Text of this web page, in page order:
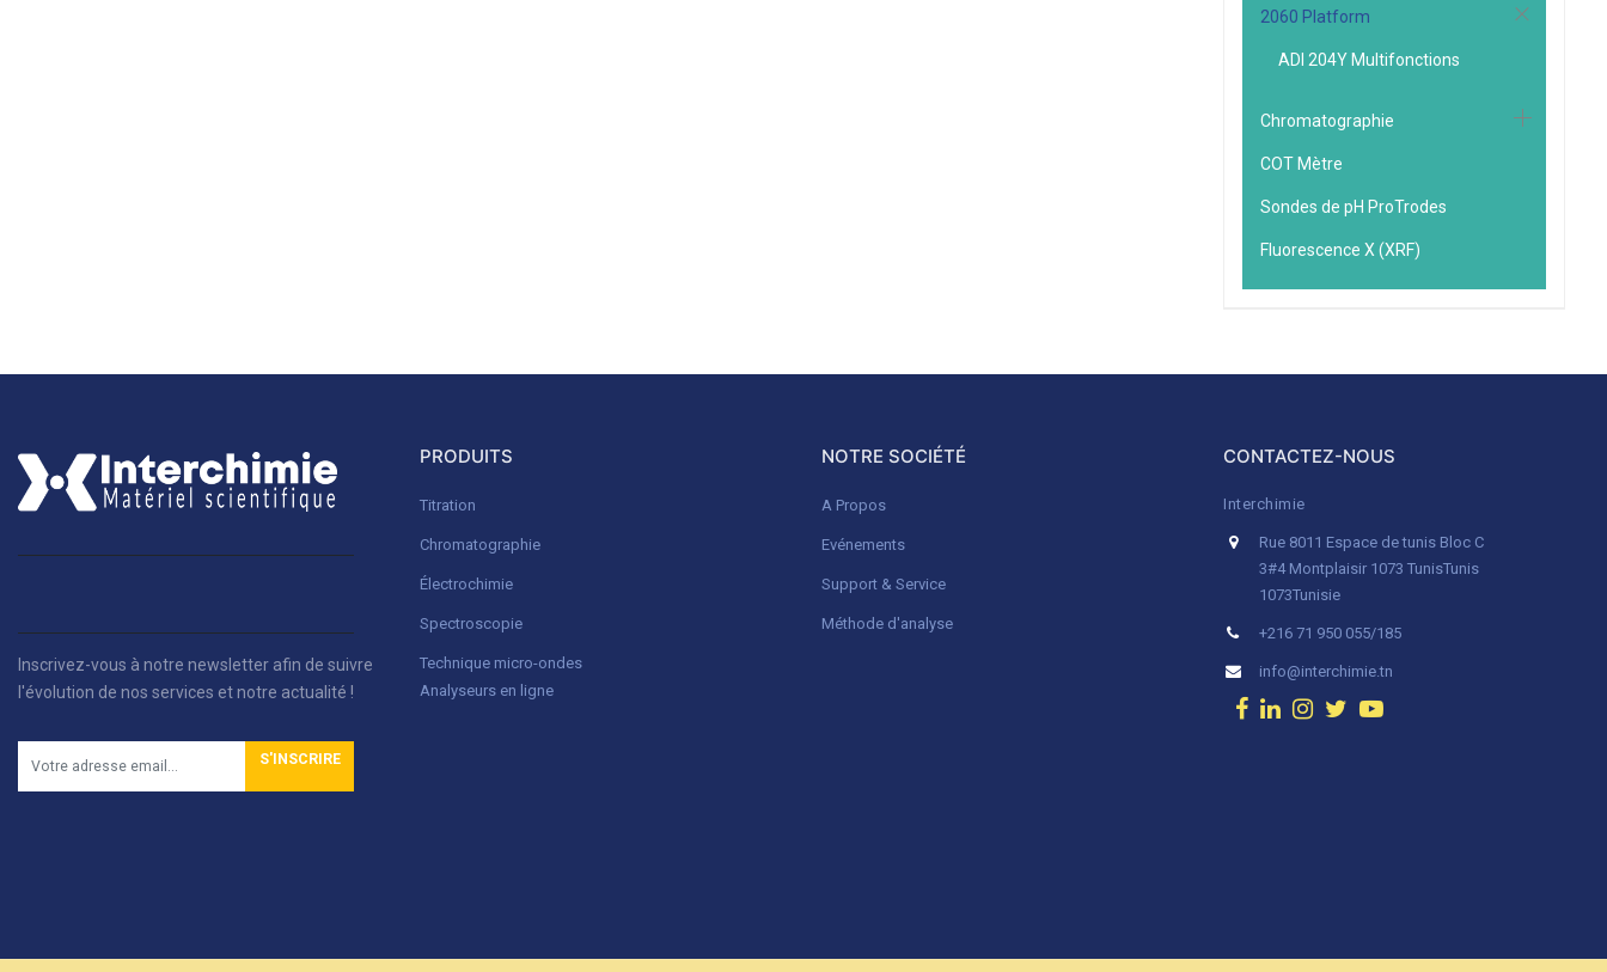
2060 Platform
ADI 204Y Multifonctions
Chromatographie
COT Mètre
Sondes de pH ProTrodes
Fluorescence X (XRF)
Inscrivez-vous à notre newsletter afin de suivre
l'évolution de nos services et notre actualité !
S'INSCRIRE
PRODUITS
Titration
Chromatographie
Électrochimie
Spectroscopie
Technique micro-ondes
Analyseurs en ligne
NOTRE SOCIÉTÉ
A Propos
Evénements
Support & Service
Méthode d'analyse
CONTACTEZ-NOUS
Interchimie
Rue 8011 Espace de tunis Bloc C
3#4 Montplaisir 1073 TunisTunis
1073Tunisie
+216 71 950 055/185
info@interchimie.tn